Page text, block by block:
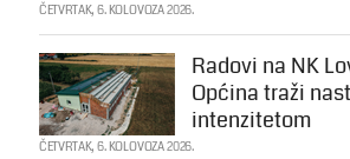
ČETVRTAK, 6. KOLOVOZA 2026.
Radovi na NK
Općina traži
intenzitetom
ČETVRTAK, 6. KOLOVOZA 2026.